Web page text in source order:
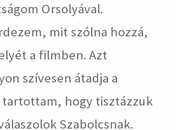
Orsolyával.
mit szólna hozzá,
a filmben. Azt
szívesen átadja a
hogy tisztázzuk
Szabolcsnak.